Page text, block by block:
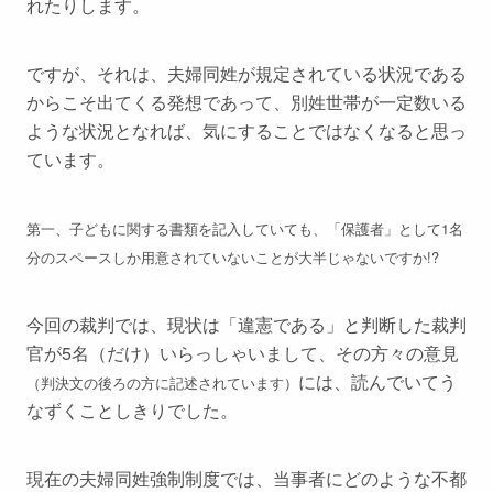
ですが、それは、夫婦同姓が規定されている状況である
からこそ出てくる発想であって、別姓世帯が一定数いる
ような状況となれば、気にすることではなくなると思っ
ています。
第一、子どもに関する書類を記入していても、「保護者」として1名
分のスペースしか用意されていないことが大半じゃないですか!?
今回の裁判では、現状は「違憲である」と判断した裁判
官が5名（だけ）いらっしゃいまして、その方々の意見
（判決文の後ろの方に記述されています） には、読んでいてう
なずくことしきりでした。
現在の夫婦同姓強制制度では、当事者にどのような不都